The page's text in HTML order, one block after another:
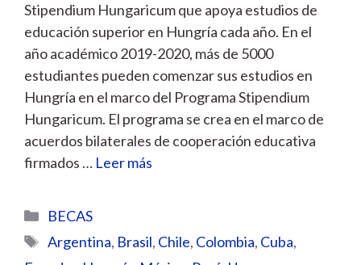
Stipendium Hungaricum que apoya estudios de
educación superior en Hungría cada año. En el
año académico 2019-2020, más de 5000
estudiantes pueden comenzar sus estudios en
Hungría en el marco del Programa Stipendium
Hungaricum. El programa se crea en el marco de
acuerdos bilaterales de cooperación educativa
firmados … Leer más
Categorías
BECAS
Etiquetas
Argentina, Brasil, Chile, Colombia, Cuba,